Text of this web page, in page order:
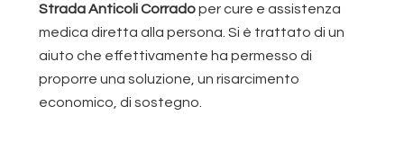
Strada Anticoli Corradoper cure e assistenza
medica diretta alla persona. Si è trattato di un
aiuto che effettivamente ha permesso di
proporre una soluzione, un risarcimento
economico, di sostegno.